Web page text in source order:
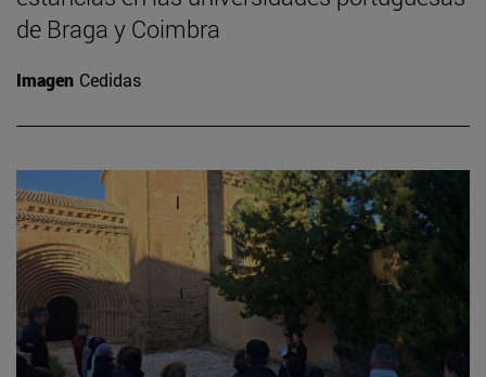
de Braga y Coimbra
Imagen Cedidas